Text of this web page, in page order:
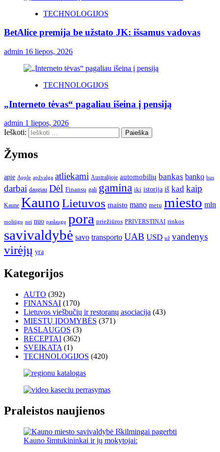
TECHNOLOGIJOS
BetAlice premija be užstato JK: išsamus vadovas
admin 16 liepos, 2026
TECHNOLOGIJOS
„Interneto tėvas“ pagaliau išeina į pensiją
admin 1 liepos, 2026
Ieškoti:
Žymos
apie Apple apžvalga atliekami Australijoje automobilių bankas banko bus
darbai daugiau Dėl Finansų gali gamina iki istorija iš kad kaip
Kaune KaunoLietuvos maisto mano metų miesto mln
moliūgų nei nuo paslaugų pora priežiūros PRIVERSTINAI rinkos
savivaldybė savo transporto UAB USD už vandenys
virėjų yra
Kategorijos
AUTO (392)
FINANSAI (170)
Lietuvos viešbučių ir restoranų asociacija (43)
MIESTŲ ĮDOMYBĖS (371)
PASLAUGOS (3)
RECEPTAI (362)
SVEIKATA (1)
TECHNOLOGIJOS (420)
Praleistos naujienos